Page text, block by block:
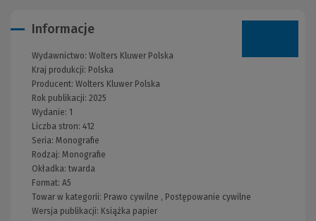
Informacje
Wydawnictwo: Wolters Kluwer Polska
Kraj produkcji: Polska
Producent: Wolters Kluwer Polska
Rok publikacji: 2025
Wydanie: 1
Liczba stron: 412
Seria: Monografie
Rodzaj: Monografie
Okładka:twarda
Format: A5
Towar w kategorii: Prawo cywilne , Postępowanie cywilne
Wersja publikacji: Książka papier